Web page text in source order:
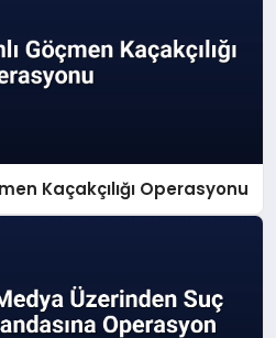
Kaçakçılığı Operasyonu